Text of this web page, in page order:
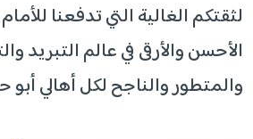
لثقتكم الغالية التي تدفعنا
الأحسن والأرقى في عالم التبريد
والمتطور والناجح لكل أهالي أبو